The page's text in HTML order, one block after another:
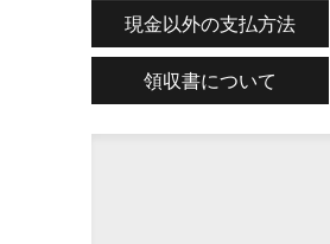
現金以外の支払方法
領収書について